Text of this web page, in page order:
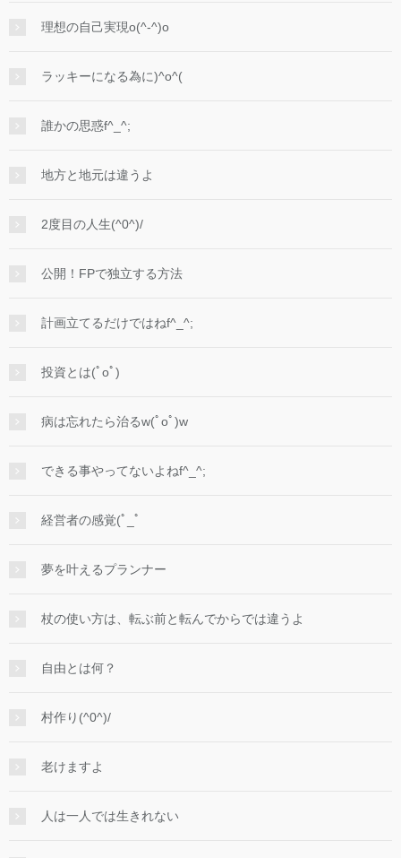
理想の自己実現o(^-^)o
ラッキーになる為に)^o^(
誰かの思惑f^_^;
地方と地元は違うよ
2度目の人生(^0^)/
公開！FPで独立する方法
計画立てるだけではねf^_^;
投資とは(ﾟoﾟ)
病は忘れたら治るw(ﾟoﾟ)w
できる事やってないよねf^_^;
経営者の感覚(ﾟ_ﾟ
夢を叶えるプランナー
杖の使い方は、転ぶ前と転んでからでは違うよ
自由とは何？
村作り(^0^)/
老けますよ
人は一人では生きれない